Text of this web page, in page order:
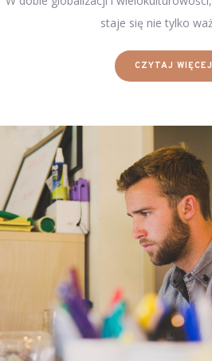
staje się nie tylko
CZYTAJ